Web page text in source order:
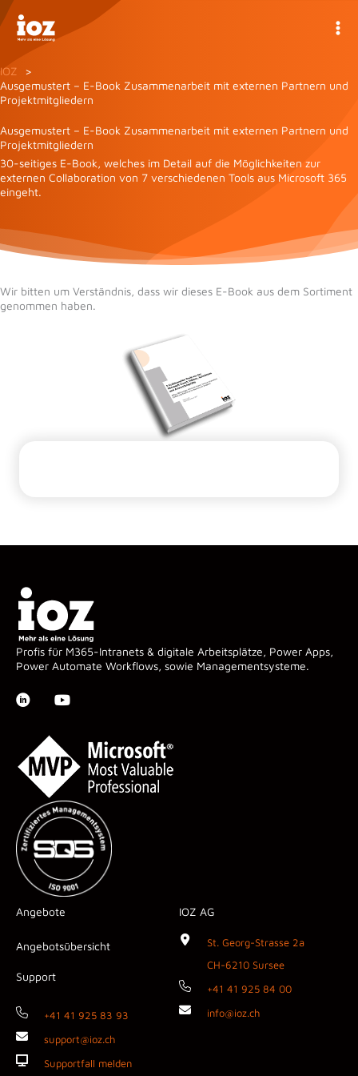
Zum
Inhalt
springen
IOZ
Ausgemustert – E-Book Zusammenarbeit mit externen Partnern und
Projektmitgliedern
Ausgemustert – E-Book Zusammenarbeit mit externen Partnern und
Projektmitgliedern
30-seitiges E-Book, welches im Detail auf die Möglichkeiten zur
externen Collaboration von 7 verschiedenen Tools aus Microsoft 365
eingeht.
Wir bitten um Verständnis, dass wir dieses E-Book aus dem Sortiment
genommen haben.
Profis für M365-Intranets & digitale Arbeitsplätze, Power Apps,
Power Automate Workflows, sowie Managementsysteme.
Angebote
Angebotsübersicht
Support
+41 41 925 83 93
support@ioz.ch
Supportfall melden
IOZ AG
St. Georg-Strasse 2a
CH-6210 Sursee
+41 41 925 84 00
info@ioz.ch